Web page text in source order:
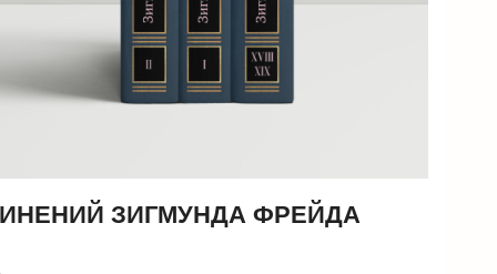
ЗИГМУНДА ФРЕЙДА